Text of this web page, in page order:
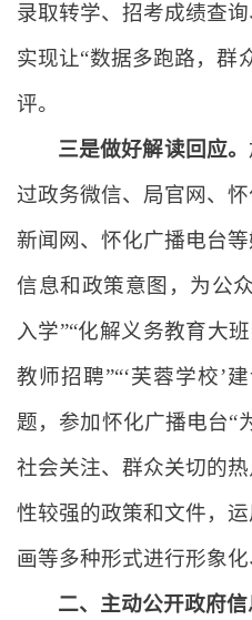
录取转学、招考成绩查
实现让“数据多跑路，群
评。
三是做好解读回应。
过政务微信、局官网、
新闻网、怀化广播电台
信息和政策意图，为公
入学”“化解义务教育大
教师招聘”“‘芙蓉学校’
题，参加怀化广播电台“
社会关注、群众关切的
性较强的政策和文件，
画等多种形式进行形象化
二、主动公开政府